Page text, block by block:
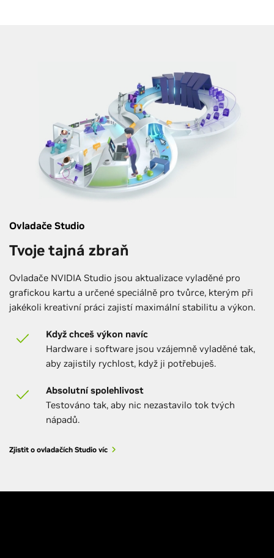
Ovladače Studio
Tvoje tajná zbraň
Ovladače NVIDIA Studio jsou aktualizace vyladěné pro
grafickou kartu a určené speciálně pro tvůrce, kterým při
jakékoli kreativní práci zajistí maximální stabilitu a výkon.
Když chceš výkon navíc
Hardware i software jsou vzájemně vyladěné tak,
aby zajistily rychlost, když ji potřebuješ.
Absolutní spolehlivost
Testováno tak, aby nic nezastavilo tok tvých
nápadů.
Zjistit o ovladačích Studio víc